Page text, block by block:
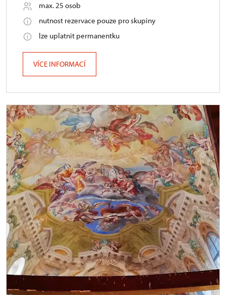
max. 25 osob
nutnost rezervace pouze pro skupiny
lze uplatnit permanentku
VÍCE INFORMACÍ